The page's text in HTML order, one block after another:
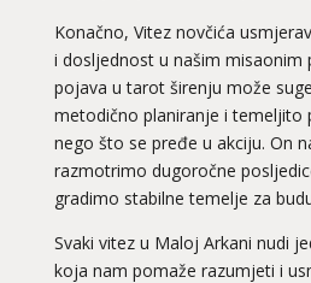
Konačno, Vitez novčića
i dosljednost u našim misaonim
pojava u tarot širenju može
metodično planiranje i temeljito
nego što se pređe u akciju. On
razmotrimo dugoročne
gradimo stabilne temelje za
Svaki vitez u Maloj Arkani nudi
koja nam pomaže razumjeti i